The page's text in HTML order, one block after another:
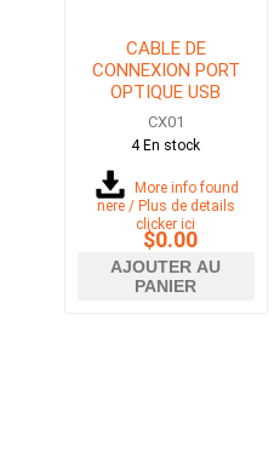
CABLE DE
CONNEXION PORT
OPTIQUE USB
CX01
4 En stock
More info found
here / Plus de details
clicker ici
$0.00
AJOUTER AU
PANIER